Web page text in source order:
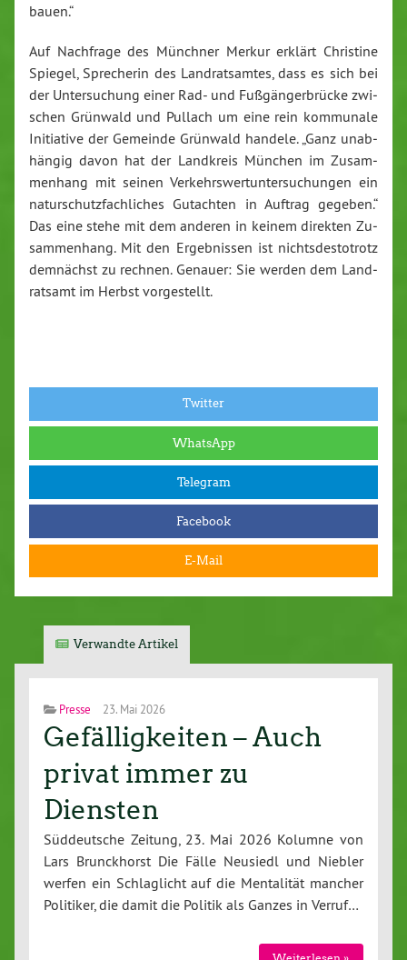
bauen.“
Auf Nach­fra­ge des Münch­ner Mer­kur er­klärt Chris­ti­ne
Spie­gel, Spre­che­rin des Land­rats­am­tes, dass es sich bei
der Un­ter­su­chung einer Rad- und Fu­ß­gän­ger­brü­cke zwi­
schen Grün­wald und Pul­lach um eine rein kom­mu­na­le
In­itia­ti­ve der Ge­mein­de Grün­wald han­de­le. „Ganz un­ab­
hän­gig davon hat der Land­kreis Mün­chen im Zu­sam­
men­hang mit sei­nen Ver­kehrs­wert­un­ter­su­chun­gen ein
na­tur­schutz­fach­li­ches Gut­ach­ten in Auf­trag ge­ge­ben.“
Das eine stehe mit dem an­de­ren in kei­nem di­rek­ten Zu­
sam­men­hang. Mit den Er­geb­nis­sen ist nichts­des­to­trotz
dem­nächst zu rech­nen. Ge­nau­er: Sie wer­den dem Land­
rats­amt im Herbst vor­ge­stellt.
Twitter
WhatsApp
Telegram
Facebook
E-Mail
Verwandte Artikel
Presse 23. Mai 2026
Gefälligkeiten – Auch
privat immer zu
Diensten
Süddeutsche Zeitung, 23. Mai 2026 Kolumne von
Lars Brunckhorst Die Fälle Neusiedl und Niebler
werfen ein Schlaglicht auf die Mentalität mancher
Politiker, die damit die Politik als Ganzes in Verruf…